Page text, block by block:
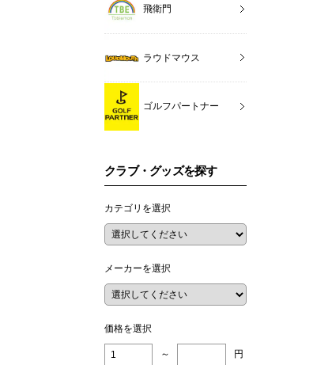
飛衛門
ラウドマウス
ゴルフパートナー
クラブ・グッズを探す
カテゴリを選択
メーカーを選択
価格を選択
～ 円